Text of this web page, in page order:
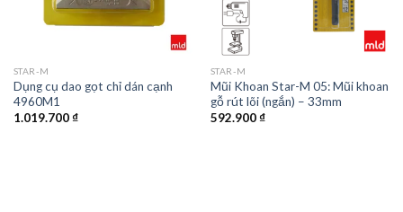
STAR-M
Dụng cụ dao gọt chỉ dán cạnh
4960M1
1.019.700₫
STAR-M
Mũi Khoan Star-M 05: Mũi khoan
gỗ rút lõi (ngắn) – 33mm
592.900₫